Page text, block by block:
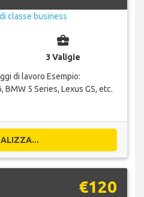
business_center
3 Valigie
di lavoro Esempio:
5 Series, Lexus GS, etc.
€120